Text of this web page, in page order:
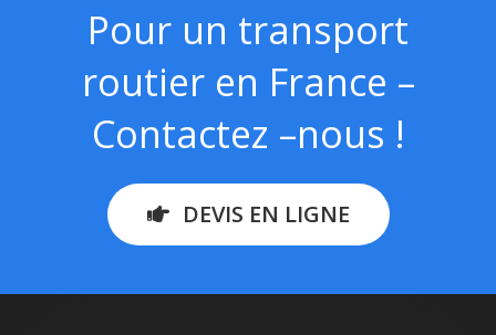
Pour un transport
routier en France –
Contactez –nous !
DEVIS EN LIGNE